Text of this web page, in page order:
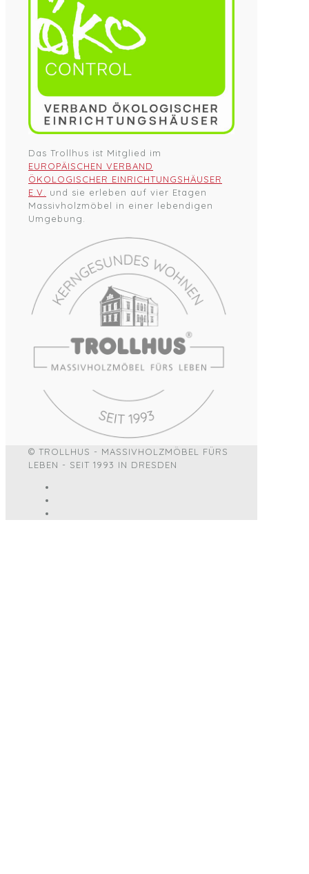
Das Trollhus ist Mitglied im
EUROPÄISCHEN VERBAND
ÖKOLOGISCHER EINRICHTUNGSHÄUSER
E.V.
und sie erleben auf vier Etagen
Massivholzmöbel in einer lebendigen
Umgebung.
© TROLLHUS - MASSIVHOLZMÖBEL FÜRS
LEBEN - SEIT 1993 IN DRESDEN